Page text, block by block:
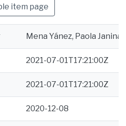
item page
Mena Yánez, Paola Janina
2021-07-01T17:21:00Z
2021-07-01T17:21:00Z
2020-12-08